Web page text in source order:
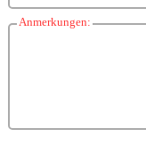
Anmerkungen: